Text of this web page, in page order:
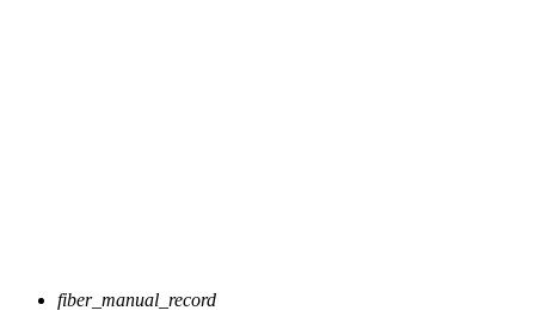
fiber_manual_record